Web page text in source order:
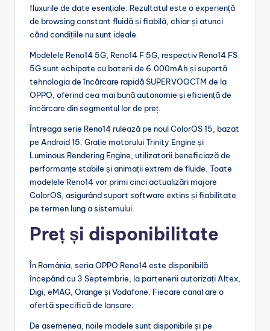
fluxurile de date esențiale. Rezultatul este o experiență
de browsing constant fluidă și fiabilă, chiar și atunci
când condițiile nu sunt ideale.
Modelele Reno14 5G, Reno14 F 5G, respectiv Reno14 FS
5G sunt echipate cu baterii de 6.000mAh și suportă
tehnologia de încărcare rapidă SUPERVOOCTM de la
OPPO, oferind cea mai bună autonomie și eficiență de
încărcare din segmentul lor de preț.
Întreaga serie Reno14 rulează pe noul ColorOS 15, bazat
pe Android 15. Grație motorului Trinity Engine și
Luminous Rendering Engine, utilizatorii beneficiază de
performanțe stabile și animații extrem de fluide. Toate
modelele Reno14 vor primi cinci actualizări majore
ColorOS, asigurând suport software extins și fiabilitate
pe termen lung a sistemului.
Preț și disponibilitate
În România, seria OPPO Reno14 este disponibilă
începând cu 3 Septembrie, la partenerii autorizați Altex,
Digi, eMAG, Orange și Vodafone. Fiecare canal are o
ofertă specifică de lansare.
De asemenea, noile modele sunt disponibile și pe